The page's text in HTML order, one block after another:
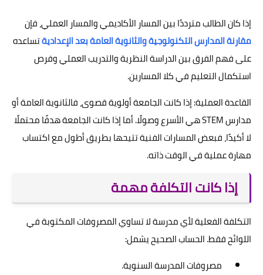
إذا كان الطالب مترددًا بين المسار الأكاديمي والمسار العملي، فإن
مقارنة المدارس التكنولوجية والثانوية العامة بعد الإعداديةتساعده
على فهم الفرق بين الدراسة النظرية والتدريب العملي وفرص
استكمال التعليم في كلا المسارين.
القاعدة العملية: إذا كانت الجامعة أولوية قصوى، فالثانوية العامة أو
مدارس STEM هي الأسرع وصولًا. أما إذا كانت الجامعة هدفًا محتملًا
لا أكيدًا، فبعض المسارات الفنية تتيحها بطريق أطول مع اكتساب
مهارة عملية في الوقت ذاته.
إذا كانت التكلفة مهمة
التكلفة الفعلية لأي مدرسة لا تساوي المصروفات المكتوبة في
اللوائح فقط. الحساب الصحيح يشمل:
مصروفات المدرسة السنوية.